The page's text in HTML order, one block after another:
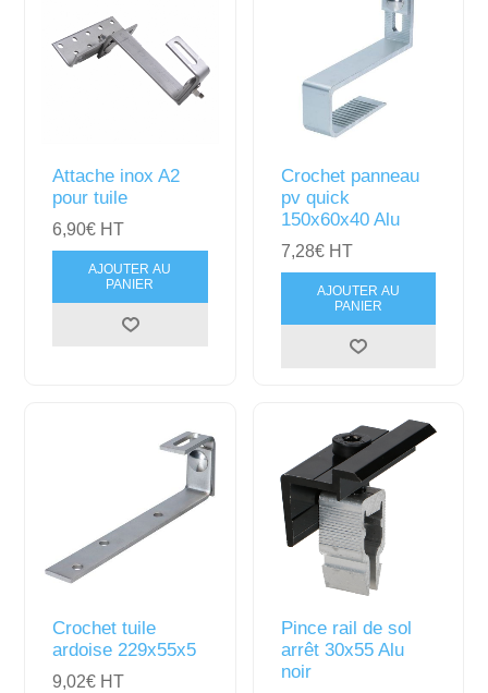
Attache inox A2
pour tuile
6,90€ HT
AJOUTER AU
PANIER
Crochet panneau
pv quick
150x60x40 Alu
7,28€ HT
AJOUTER AU
PANIER
Crochet tuile
ardoise 229x55x5
9,02€ HT
Pince rail de sol
arrêt 30x55 Alu
noir